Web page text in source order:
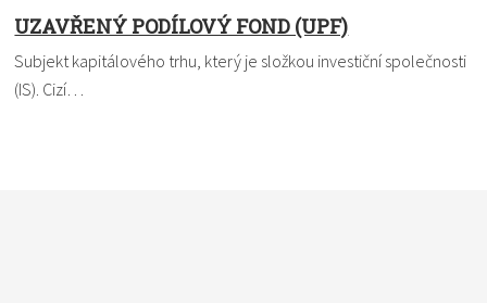
UZAVŘENÝ PODÍLOVÝ FOND (UPF)
Subjekt kapitálového trhu, který je složkou investiční společnosti
(IS). Cizí…